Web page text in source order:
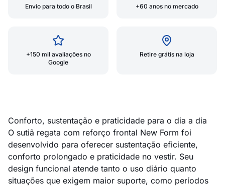
Envio para todo o Brasil +60 anos no mercado
+150 mil avaliações no
Google
Retire grátis na loja
Conforto, sustentação e praticidade para o dia a dia
O sutiã regata com reforço frontal New Form foi
desenvolvido para oferecer sustentação eficiente,
conforto prolongado e praticidade no vestir. Seu
design funcional atende tanto o uso diário quanto
situações que exigem maior suporte, como períodos